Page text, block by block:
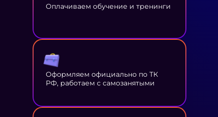
Оплачиваем обучение и тренинги
Оформляем официально по ТК
РФ, работаем с самозанятыми